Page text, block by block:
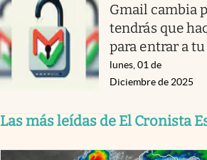
Gmail cambia
tendrás que
para entrar a
lunes, 01 de
Diciembre de 2025
Las más leídas de El Cronista